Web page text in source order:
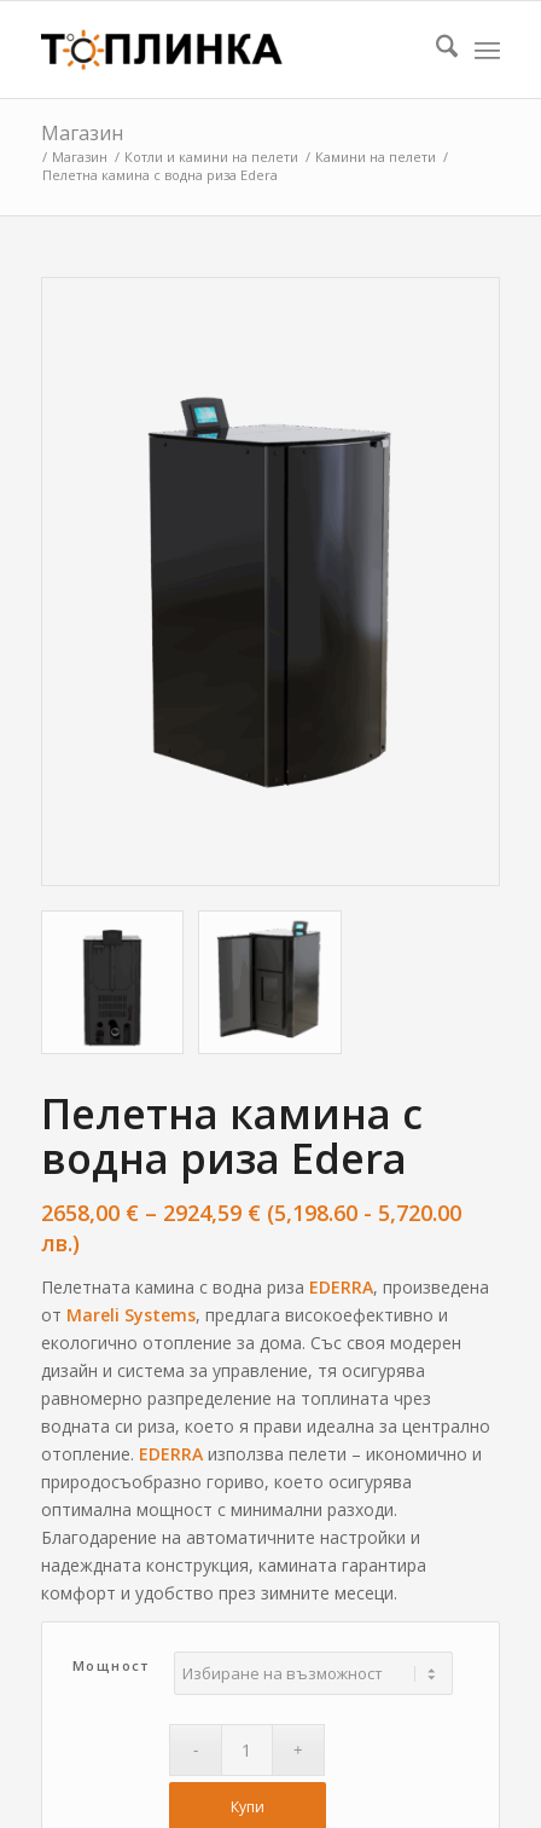
Магазин
/ Магазин / Котли и камини на пелети / Камини на пелети /
Пелетна камина с водна риза Edera
Пелетна камина с
водна риза Edera
2658,00 € – 2924,59 €Price
through
2924,59 €
(5,198.60 - 5,720.00
лв.)
Пелетната камина с водна риза EDERRA, произведена
от Mareli Systems, предлага високоефективно и
екологично отопление за дома. Със своя модерен
дизайн и система за управление, тя осигурява
равномерно разпределение на топлината чрез
водната си риза, което я прави идеална за централно
отопление. EDERRAизползва пелети – икономично и
природосъобразно гориво, което осигурява
оптимална мощност с минимални разходи.
Благодарение на автоматичните настройки и
надеждната конструкция, камината гарантира
комфорт и удобство през зимните месеци.
Мощност
Купи